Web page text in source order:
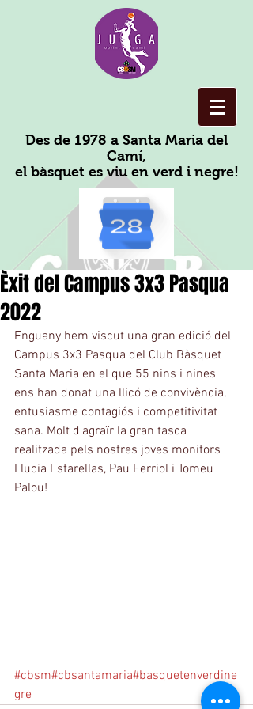
Des de 1978 a Santa Maria del
Camí,
el bàsquet es viu en verd i negre!
Èxit del Campus 3x3 Pasqua
2022
Enguany hem viscut una gran edició del
Campus 3x3 Pasqua del Club Bàsquet
Santa Maria en el que 55 nins i nines
ens han donat una llicó de convivència,
entusiasme contagiós i competitivitat
sana. Molt d'agraïr la gran tasca
realitzada pels nostres joves monitors
Llucia Estarellas, Pau Ferriol i Tomeu
Palou!
#cbsm#cbsantamaria#basquetenverdine
gre